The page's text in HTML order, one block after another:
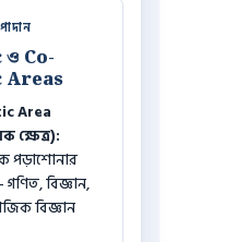
Co-
Areas
Area
ক্ষেত্র):
পড়াশোনার
বিজ্ঞান,
বিজ্ঞান